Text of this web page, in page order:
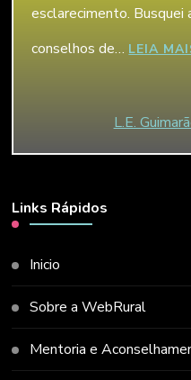
esclarecimento. Busquei
conselhos de… LEIA
L.E.
Links Rápidos
Inicio
Sobre a WebRural
Mentoria e